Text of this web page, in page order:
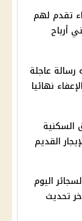
تقدم لهم
أرباح
عاجلة
نهائيا
السكنية
القديم
اليوم
اغسطس 2025.. آخر تحديث